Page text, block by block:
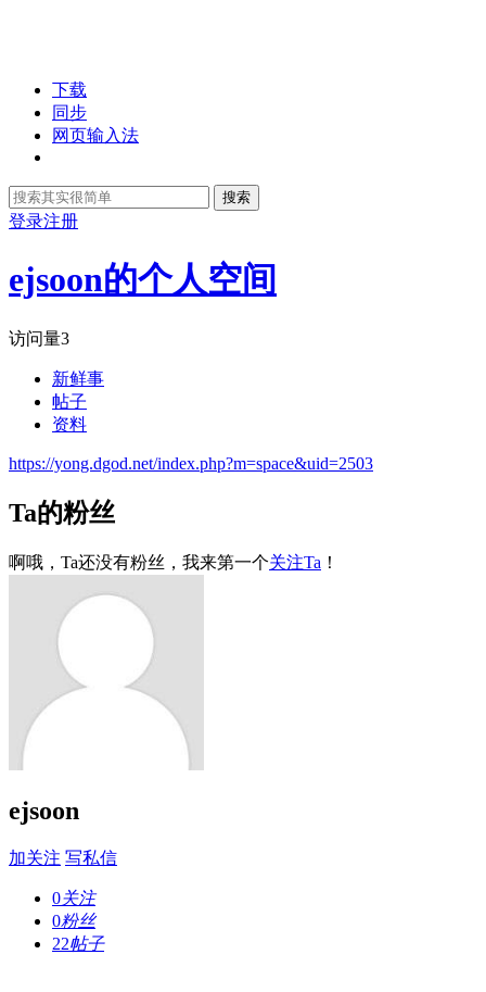
下载
同步
网页输入法
搜索
登录注册
ejsoon的个人空间
访问量3
新鲜事
帖子
资料
https://yong.dgod.net/index.php?m=space&uid=2503
Ta的粉丝
啊哦，Ta还没有粉丝，我来第一个关注Ta ！
ejsoon
加关注 写私信
0关注
0粉丝
22帖子